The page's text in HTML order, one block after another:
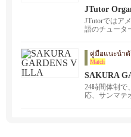
JTutor
JTutorではア
語のチュータ
คู่มือแนะนำตั
Match
SAKURA
24時間体制で
応、サンマテ